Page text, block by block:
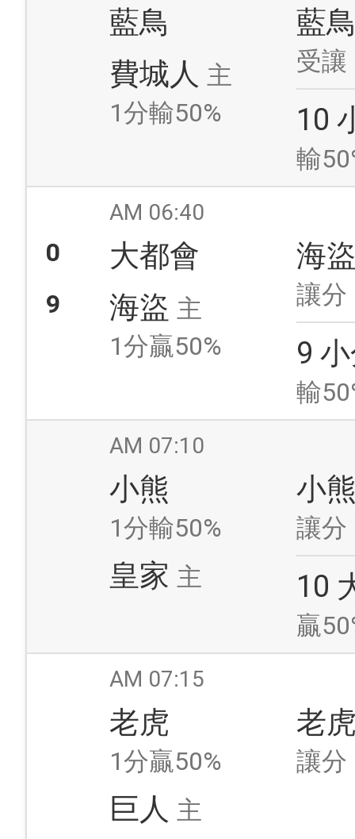
藍鳥
費城人 主
1分輸50%
藍
受讓
10
輸
AM 06:40
0 大都會
9 海盜 主
1分贏50%
海
讓分
9
輸
AM 07:10
小熊
1分輸50%
皇家 主
小
讓分
10
贏
AM 07:15
老虎
1分贏50%
巨人 主
老
讓分